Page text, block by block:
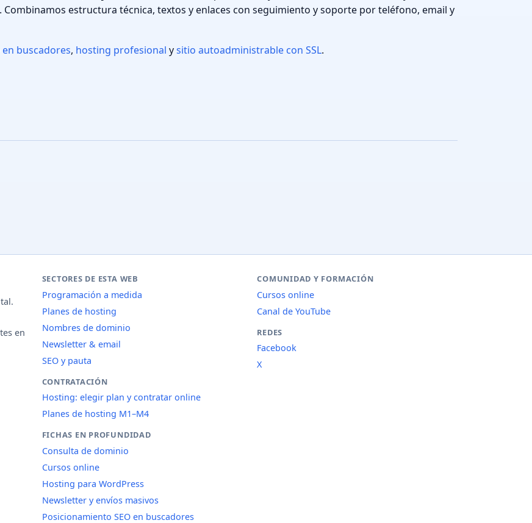
estructura técnica, textos y enlaces con seguimiento y soporte por teléfono, email y
buscadores, hosting profesional ysitio autoadministrable con SSL.
en
SECTORES DE ESTA WEB
Programación a medida
Planes de hosting
Nombres de dominio
Newsletter & email
SEO y pauta
CONTRATACIÓN
Hosting: elegir plan y contratar online
Planes de hosting M1–M4
FICHAS EN PROFUNDIDAD
Consulta de dominio
Cursos online
Hosting para WordPress
Newsletter y envíos masivos
Posicionamiento SEO en buscadores
COMUNIDAD Y FORMACIÓN
Cursos online
Canal de YouTube
REDES
Facebook
X